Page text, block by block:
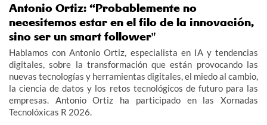
Antonio Ortiz: “Probablemente no
necesitemos estar en el filo de la innovación,
sino ser un smart follower"
Hablamos con Antonio Ortiz, especialista en IA y tendencias
digitales, sobre la transformación que están provocando las
nuevas tecnologías y herramientas digitales, el miedo al cambio,
la ciencia de datos y los retos tecnológicos de futuro para las
empresas. Antonio Ortiz ha participado en las Xornadas
Tecnolóxicas R 2026.